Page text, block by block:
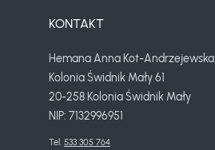
KONTAKT
Hemana Anna Kot-Andrzejewska
Kolonia Świdnik Mały 61
20-258 Kolonia Świdnik Mały
NIP: 7132996951
Tel. 533 305 764